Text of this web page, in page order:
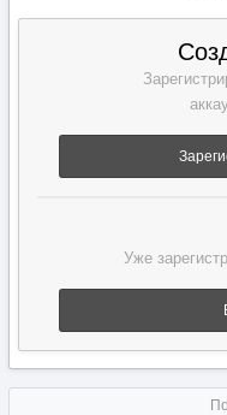
Уже